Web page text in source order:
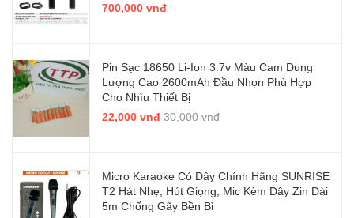
700,000 vnđ
Pin Sạc 18650 Li-Ion 3.7v Màu Cam Dung
Lượng Cao 2600mAh Đầu Nhọn Phù Hợp
Cho Nhìu Thiết Bị
22,000 vnđ 30,000 vnđ
Micro Karaoke Có Dây Chính Hãng SUNRISE
T2 Hát Nhẹ, Hút Giọng, Mic Kèm Dây Zin Dài
5m Chống Gãy Bền Bỉ